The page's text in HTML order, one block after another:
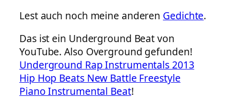
Lest auch noch meine anderen Gedichte.
Das ist ein Underground Beat von
YouTube. Also Overground gefunden!
Underground Rap Instrumentals 2013
Hip Hop Beats New Battle Freestyle
Piano Instrumental Beat!